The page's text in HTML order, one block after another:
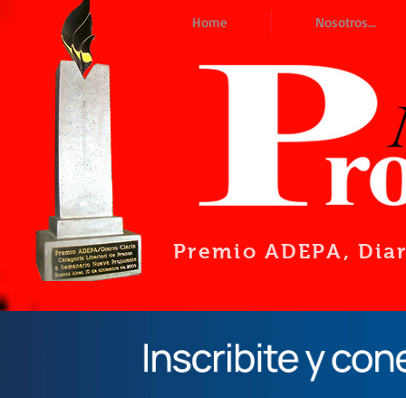
Home Nosotros...
Premio ADEPA,